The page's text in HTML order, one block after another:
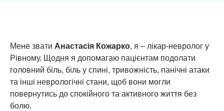
Мене звати Анастасія Кожарко, я – лікар-невролог у
Рівному. Щодня я допомагаю пацієнтам подолати
головний біль, біль у спині, тривожність, панічні атаки
та інші неврологічні стани, щоб вони могли
повернутись до спокійного та активного життя без
болю.